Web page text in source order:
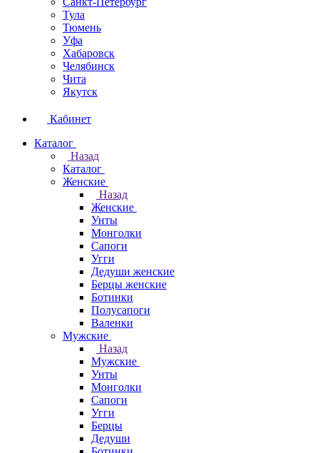
Тула
Тюмень
Уфа
Хабаровск
Челябинск
Чита
Якутск
Кабинет
Каталог
Назад
Каталог
Женские
Назад
Женские
Унты
Монголки
Сапоги
Угги
Дедуши женские
Берцы женские
Ботинки
Полусапоги
Валенки
Мужские
Назад
Мужские
Унты
Монголки
Сапоги
Угги
Берцы
Дедуши